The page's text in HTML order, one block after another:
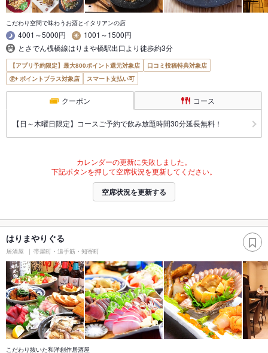
こだわり空間で味わうお酒とイタリアンの店
4001～5000円
1001～1500円
とさでん桟橋線はりまや橋駅出口より徒歩約3分
【アプリ予約限定】最大800ポイント還元対象店
口コミ投稿特典対象店
ポイントプラス対象店
スマート支払い可
クーポン コース
【日～木曜日限定】コースご予約で飲み放題時間30分延長無料！
カレンダーの更新に失敗しました。
下記ボタンを押して空席状況を更新してください。
空席状況を更新する
はりまやりぐる
居酒屋 帯屋町・追手筋・知寄町
こだわり抜いた和洋創作居酒屋